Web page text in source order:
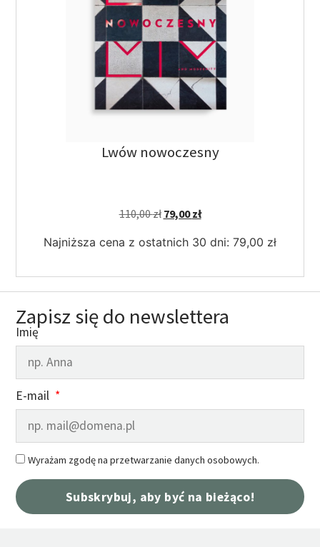
Lwów nowoczesny
110,00zł 79,00zł
Najniższa cena z ostatnich 30 dni: 79,00 zł
Zapisz się do newslettera
Imię
E-mail
Wyrażam zgodę na przetwarzanie danych osobowych.
Subskrybuj, aby być na bieżąco!